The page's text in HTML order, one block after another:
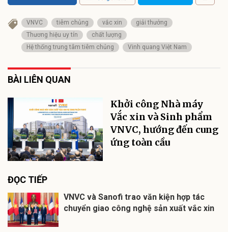
VNVC tiêm chủng vắc xin
giải thưởng
Thương hiệu uy tín
chất lượng
Hệ thống trung tâm tiêm chủng
Vinh quang Việt Nam
BÀI LIÊN QUAN
Khởi công Nhà máy
Vắc xin và Sinh phẩm
VNVC, hướng đến cung
ứng toàn cầu
ĐỌC TIẾP
VNVC và Sanofi trao văn kiện hợp tác
chuyển giao công nghệ sản xuất vắc xin